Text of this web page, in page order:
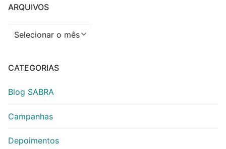
ARQUIVOS
Arquivos
CATEGORIAS
Blog SABRA
Campanhas
Depoimentos